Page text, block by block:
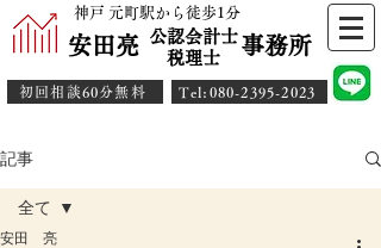
神戸 元町駅から徒歩1分
安田亮 事務所
公認会計士
​税理士
初回相談60分無料 ​Tel:080-2395-2023
記事
全て
安田 亮